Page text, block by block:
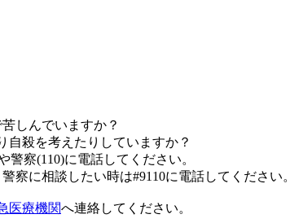
しんでいますか？
自殺を考えたりしていますか？
警察(110)に電話してください。
察に相談したい時は#9110に電話してください。
医療機関へ連絡してください。